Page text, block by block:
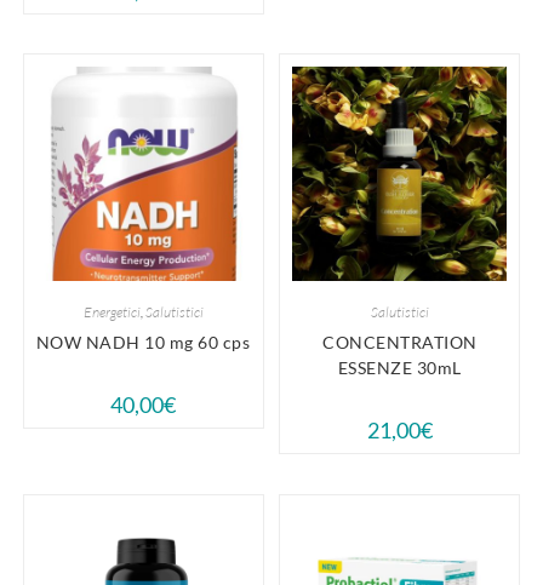
Energetici,Salutistici
NOW NADH 10 mg 60 cps
40,00€
Salutistici
CONCENTRATION
ESSENZE 30mL
21,00€